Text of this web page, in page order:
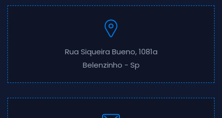
Rua Siqueira Bueno, 1081a
Belenzinho - Sp